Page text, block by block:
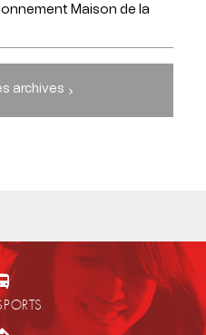
Maison de la
archives